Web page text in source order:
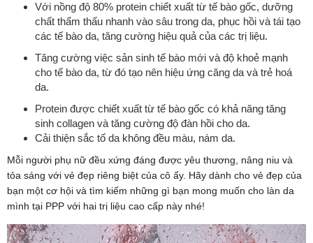
Với nồng độ 80% protein chiết xuất từ tế bào gốc, dưỡng
chất thẩm thấu nhanh vào sâu trong da, phục hồi và tái tạo
các tế bào da, tăng cường hiệu quả của các trị liệu.
Tăng cường việc sản sinh tế bào mới và độ khoẻ mạnh
cho tế bào da, từ đó tạo nên hiệu ứng căng da và trẻ hoá
da.
Protein được chiết xuất từ tế bào gốc có khả năng tăng
sinh collagen và tăng cường độ đàn hồi cho da.
Cải thiện sắc tố da không đều màu, nám da.
Mỗi người phụ nữ đều xứng đáng được yêu thương, nâng niu và
tỏa sáng với vẻ đẹp riêng biệt của cô ấy. Hãy dành cho vẻ đẹp của
bạn một cơ hội và tìm kiếm những gì bạn mong muốn cho làn da
mình tại PPP với hai trị liệu cao cấp này nhé!